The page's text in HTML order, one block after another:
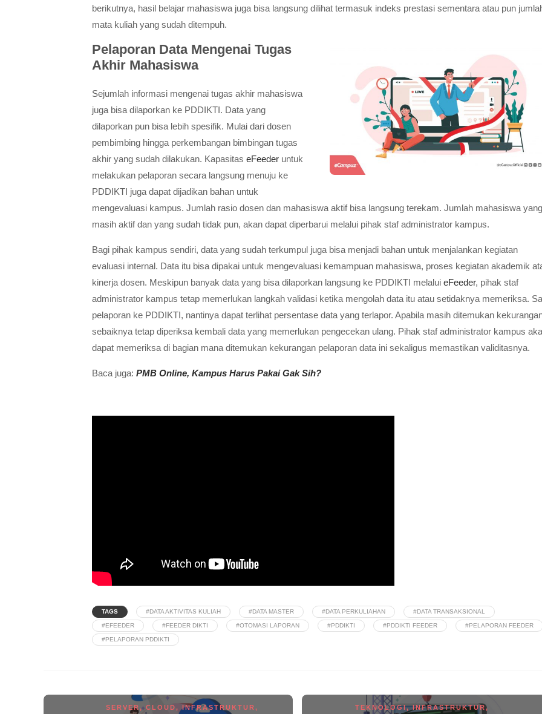
berikutnya, hasil belajar mahasiswa juga bisa langsung dilihat termasuk indeks prestasi sementara atau pun
mata kuliah yang sudah ditempuh.
Pelaporan Data Mengenai Tugas
Akhir Mahasiswa
Sejumlah informasi mengenai tugas akhir mahasiswa
juga bisa dilaporkan ke PDDIKTI. Data yang
dilaporkan pun bisa lebih spesifik. Mulai dari dosen
pembimbing hingga perkembangan bimbingan tugas
akhir yang sudah dilakukan. Kapasitas eFeeder untuk
melakukan pelaporan secara langsung menuju ke
PDDIKTI juga dapat dijadikan bahan untuk
mengevaluasi kampus. Jumlah rasio dosen dan mahasiswa aktif bisa langsung terekam. Jumlah mahasiswa yang
masih aktif dan yang sudah tidak pun, akan dapat diperbarui melalui pihak staf administrator kampus.
Bagi pihak kampus sendiri, data yang sudah terkumpul juga bisa menjadi bahan untuk menjalankan kegiatan
evaluasi internal. Data itu bisa dipakai untuk mengevaluasi kemampuan mahasiswa, proses kegiatan akademik
kinerja dosen. Meskipun banyak data yang bisa dilaporkan langsung ke PDDIKTI melalui eFeeder, pihak staf
administrator kampus tetap memerlukan langkah validasi ketika mengolah data itu atau setidaknya memeriksa.
pelaporan ke PDDIKTI, nantinya dapat terlihat persentase data yang terlapor. Apabila masih ditemukan
sebaiknya tetap diperiksa kembali data yang memerlukan pengecekan ulang. Pihak staf administrator kampus
dapat memeriksa di bagian mana ditemukan kekurangan pelaporan data ini sekaligus memastikan validitasnya.
Baca juga: PMB Online, Kampus Harus Pakai Gak Sih?
TAGS #DATA AKTIVITAS KULIAH #DATA MASTER #DATA PERKULIAHAN #DATA TRANSAKSIONAL
#EFEEDER #FEEDER DIKTI #OTOMASI LAPORAN #PDDIKTI #PDDIKTI FEEDER #PELAPORAN FEEDER
#PELAPORAN PDDIKTI
SERVER,CLOUD,INFRASTRUKTUR, TEKNOLOGI,INFRASTRUKTUR,